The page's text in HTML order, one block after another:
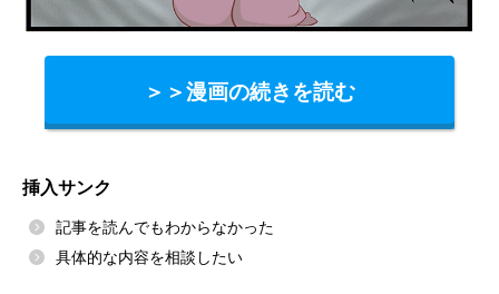
＞＞漫画の続きを読む
挿入サンク
記事を読んでもわからなかった
具体的な内容を相談したい